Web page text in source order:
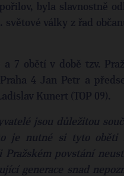
byla slavnostně
války z řad
a 7 obětí v době tzv.
4 Jan Petr a
Kunert (TOP 09).
jsou důležitou
je nutné si tyto oběti
Pražském povstání
generace snad